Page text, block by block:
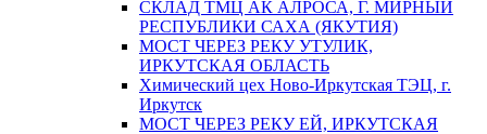
СКЛАД ТМЦ АК АЛРОСА, Г. МИРНЫЙ
РЕСПУБЛИКИ САХА (ЯКУТИЯ)
МОСТ ЧЕРЕЗ РЕКУ УТУЛИК,
ИРКУТСКАЯ ОБЛАСТЬ
Химический цех Ново-Иркутская ТЭЦ, г.
Иркутск
МОСТ ЧЕРЕЗ РЕКУ ЕЙ, ИРКУТСКАЯ